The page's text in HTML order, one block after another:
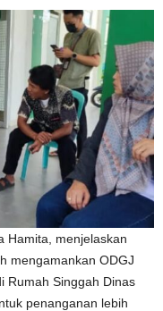
Hamita, menjelaskan
mengamankan ODGJ
Rumah Singgah Dinas
penanganan lebih